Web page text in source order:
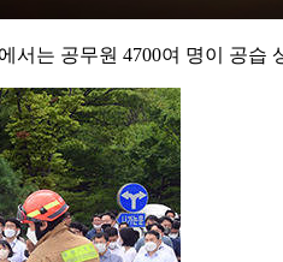
는 공무원 4700여 명이 공습